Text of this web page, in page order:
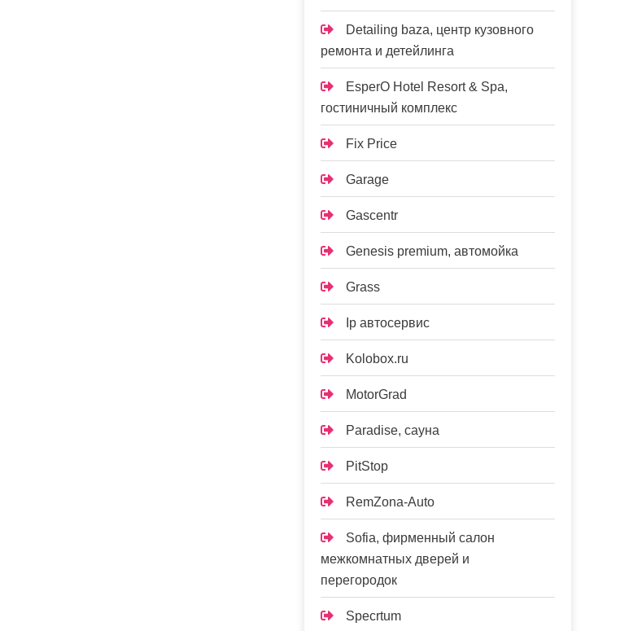
Detailing baza, центр кузовного
ремонта и детейлинга
EsperO Hotel Resort & Spa,
гостиничный комплекс
Fix Price
Garage
Gascentr
Genesis premium, автомойка
Grass
Ip автосервис
Kolobox.ru
MotorGrad
Paradise, сауна
PitStop
RemZona-Auto
Sofia, фирменный салон
межкомнатных дверей и
перегородок
Specrtum